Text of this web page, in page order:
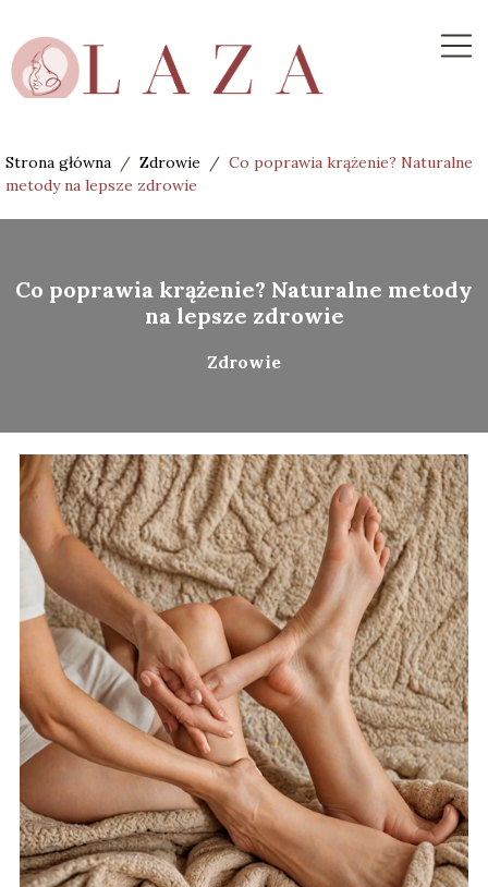
Strona główna / Zdrowie / Co poprawia krążenie? Naturalne
metody na lepsze zdrowie
Co poprawia krążenie? Naturalne metody
na lepsze zdrowie
Zdrowie